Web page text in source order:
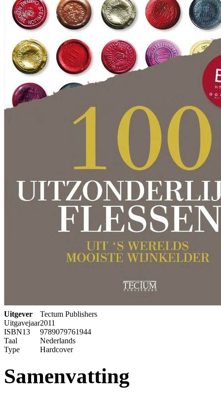
Uitgever
Tectum Publishers
Uitgavejaar2011
ISBN13
9789079761944
Taal
Nederlands
Type
Hardcover
Samenvatting